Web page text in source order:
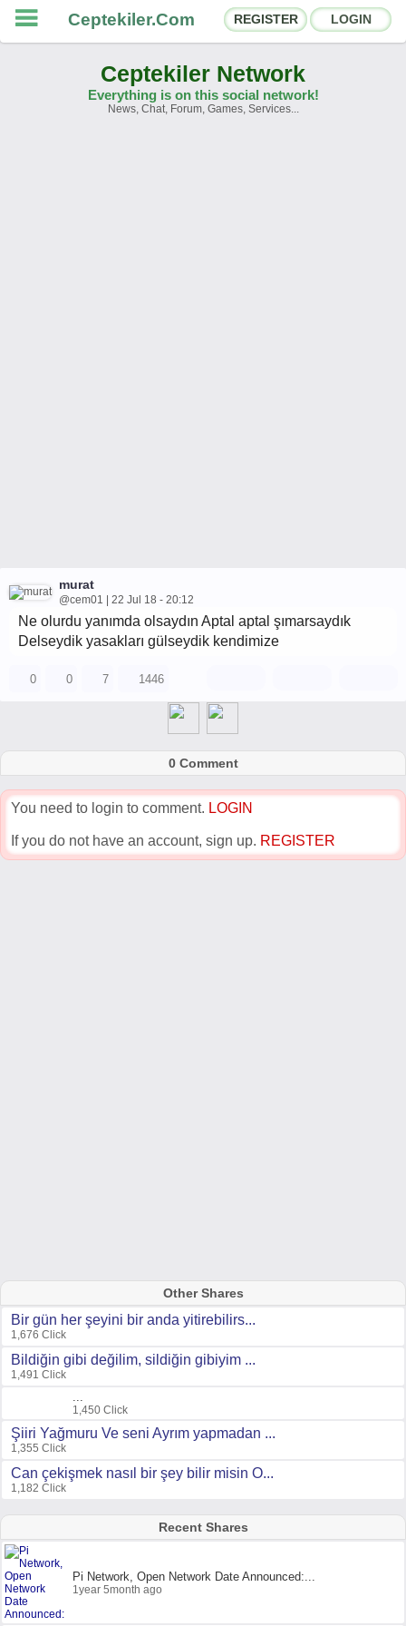
Ceptekiler.Com REGISTER LOGIN
Ceptekiler Network
Everything is on this social network!
News, Chat, Forum, Games, Services...
murat
@cem01 | 22 Jul 18 - 20:12
Ne olurdu yanımda olsaydın Aptal aptal şımarsaydık
Delseydik yasakları gülseydik kendimize
0 0 7 1446
0 Comment
You need to login to comment. LOGIN
If you do not have an account, sign up. REGISTER
Other Shares
Bir gün her şeyini bir anda yitirebilirs...
1,676 Click
Bildiğin gibi değilim, sildiğin gibiyim ...
1,491 Click
...
1,450 Click
Şiiri Yağmuru Ve seni Ayrım yapmadan ...
1,355 Click
Can çekişmek nasıl bir şey bilir misin O...
1,182 Click
Recent Shares
Pi Network, Open Network Date Announced:...
1year 5month ago